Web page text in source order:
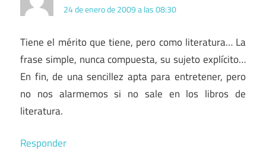
24 de enero de 2009 a las 08:30
Tiene el mérito que tiene, pero como literatura… La
frase simple, nunca compuesta, su sujeto explícito…
En fin, de una sencillez apta para entretener, pero
no nos alarmemos si no sale en los libros de
literatura.
Responder